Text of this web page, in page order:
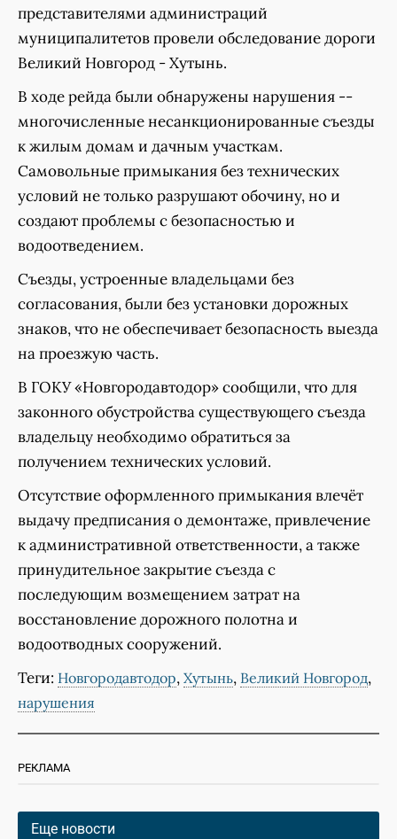
представителями администраций
муниципалитетов провели обследование дороги
Великий Новгород - Хутынь.
В ходе рейда были обнаружены нарушения --
многочисленные несанкционированные съезды
к жилым домам и дачным участкам.
Самовольные примыкания без технических
условий не только разрушают обочину, но и
создают проблемы с безопасностью и
водоотведением.
Съезды, устроенные владельцами без
согласования, были без установки дорожных
знаков, что не обеспечивает безопасность выезда
на проезжую часть.
В ГОКУ «Новгородавтодор» сообщили, что для
законного обустройства существующего съезда
владельцу необходимо обратиться за
получением технических условий.
Отсутствие оформленного примыкания влечёт
выдачу предписания о демонтаже, привлечение
к административной ответственности, а также
принудительное закрытие съезда с
последующим возмещением затрат на
восстановление дорожного полотна и
водоотводных сооружений.
Теги: Новгородавтодор, Хутынь, Великий Новгород,
нарушения
РЕКЛАМА
Еще новости